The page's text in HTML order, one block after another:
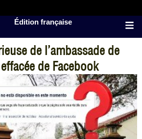
Édition française
de l’ambassade de
de Facebook